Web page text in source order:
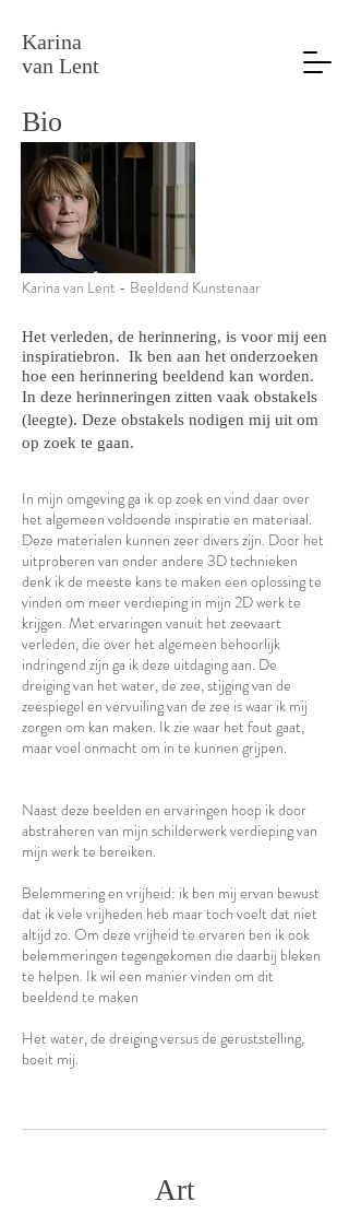
Karina
van Lent
Bio
Karina van Lent - Beeldend Kunstenaar
Het verleden, de herinnering, is voor mij een
inspiratiebron. Ik ben aan het onderzoeken
hoe een herinnering beeldend kan worden.
In deze herinneringen zitten vaak obstakels
(leegte). Deze obstakels nodigen mij uit om
op zoek te gaan.
In mijn omgeving ga ik op zoek en vind daar over
het algemeen voldoende inspiratie en materiaal.
Deze materialen kunnen zeer divers zijn. Door het
uitproberen van onder andere 3D technieken
denk ik de meeste kans te maken een oplossing te
vinden om meer verdieping in mijn 2D werk te
krijgen. Met ervaringen vanuit het zeevaart
verleden, die over het algemeen behoorlijk
indringend zijn ga ik deze uitdaging aan. De
dreiging van het water, de zee, stijging van de
zeespiegel en vervuiling van de zee is waar ik mij
zorgen om kan maken. Ik zie waar het fout gaat,
maar voel onmacht om in te kunnen grijpen.
Naast deze beelden en ervaringen hoop ik door
abstraheren van mijn schilderwerk verdieping van
mijn werk te bereiken.
Belemmering en vrijheid: ik ben mij ervan bewust
dat ik vele vrijheden heb maar toch voelt dat niet
altijd zo. Om deze vrijheid te ervaren ben ik ook
belemmeringen tegengekomen die daarbij bleken
te helpen. Ik wil een manier vinden om dit
beeldend te maken
Het water, de dreiging versus de geruststelling,
boeit mij.
Art